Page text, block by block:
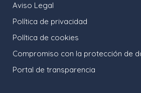
Aviso Legal
Política de privacidad
Política de cookies
Compromiso con la protección de
Portal de transparencia